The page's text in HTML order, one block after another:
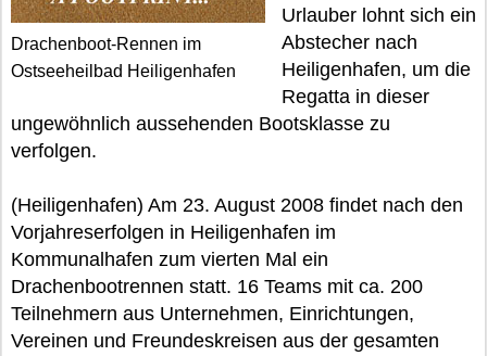
Drachenboot-Rennen im
Ostseeheilbad Heiligenhafen
Urlauber lohnt sich ein
Abstecher nach
Heiligenhafen, um die
Regatta in dieser
ungewöhnlich aussehenden Bootsklasse zu
verfolgen.
(Heiligenhafen) Am 23. August 2008 findet nach den
Vorjahreserfolgen in Heiligenhafen im
Kommunalhafen zum vierten Mal ein
Drachenbootrennen statt. 16 Teams mit ca. 200
Teilnehmern aus Unternehmen, Einrichtungen,
Vereinen und Freundeskreisen aus der gesamten